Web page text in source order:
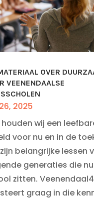
OVER
VEENENDAALSE
2025
houden wij een
voor nu en in de
belangrijke lessen
generaties die
zitten.
graag in die